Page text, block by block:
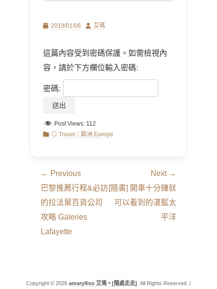
Posted2019/01/06 Author
艾瑪
這篇內容受到密碼保護。如需檢視內
容，請於下方欄位輸入密碼:
密碼:
Post Views: 112
Categories
◎ Travel｜歐洲 Europe
文
章
導
覽
← Previous
Previous
post:
巴黎推薦行程&必訪
的拉法葉百貨公司
攻略 Galeries
Lafayette
Next →
Next
post:
[隨書] 開車十分鐘就
可以看到的湛藍太
平洋
Copyright © 2026 amarylliss 艾瑪。[隨處走走] . All Rights Reserved. |